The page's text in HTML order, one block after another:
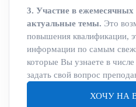
3. Участие в
актуальные темы. Это
повышения квалификации,
информации по самым
которые Вы узнаете в
задать свой вопрос
ХОЧУ НА